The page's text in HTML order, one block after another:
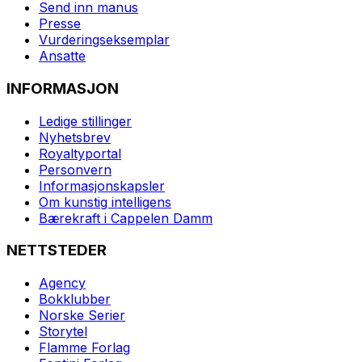
Send inn manus
Presse
Vurderingseksemplar
Ansatte
INFORMASJON
Ledige stillinger
Nyhetsbrev
Royaltyportal
Personvern
Informasjonskapsler
Om kunstig intelligens
Bærekraft i Cappelen Damm
NETTSTEDER
Agency
Bokklubber
Norske Serier
Storytel
Flamme Forlag